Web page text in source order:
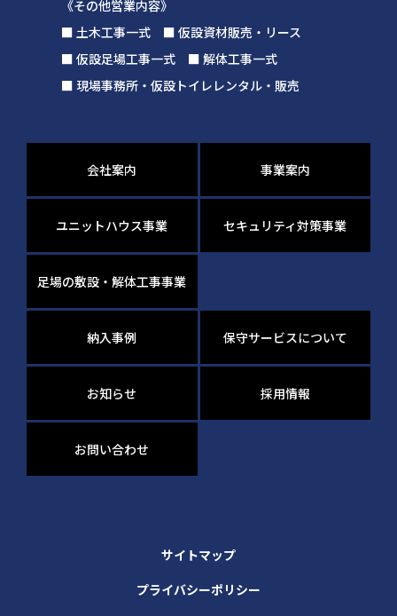
《その他営業内容》
■ 土木工事一式 ■ 仮設資材販売・リース
■ 仮設足場工事一式 ■ 解体工事一式
■ 現場事務所・仮設トイレレンタル・販売
会社案内 事業案内
ユニットハウス事業 セキュリティ対策事業
足場の敷設・解体工事事業
納入事例 保守サービスについて
お知らせ 採用情報
お問い合わせ
サイトマップ
プライバシーポリシー